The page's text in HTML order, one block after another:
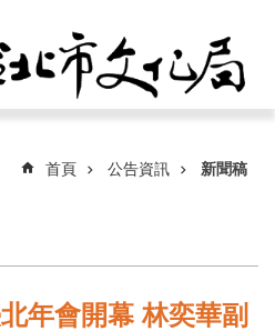
首頁 公告資訊 新聞稿
年會開幕 林奕華副